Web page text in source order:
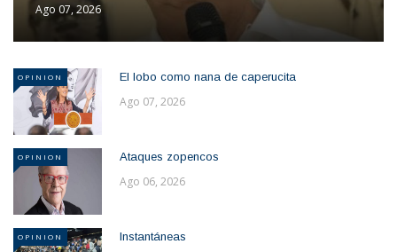
Ago 07, 2026
OPINION El lobo como nana de caperucita
Ago 07, 2026
OPINION Ataques zopencos
Ago 06, 2026
OPINION Instantáneas